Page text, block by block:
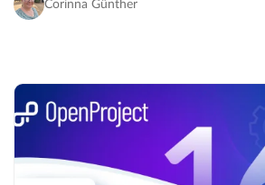
Corinna Günther